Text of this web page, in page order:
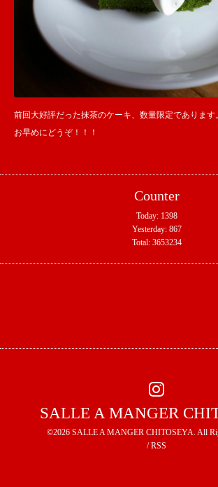
前回大好評だった抹茶のケーキ、数量限定であります。
お早めにどうぞ！！！
Counter
Today: 1398
Yesterday: 867
Total: 3653234
SALLE A MANGER
©2026 SALLE A MANGER CHITOSEYA. All
/RSS